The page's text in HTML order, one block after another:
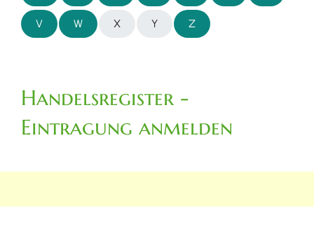
V W X Y Z
Handelsregister -
Eintragung anmelden